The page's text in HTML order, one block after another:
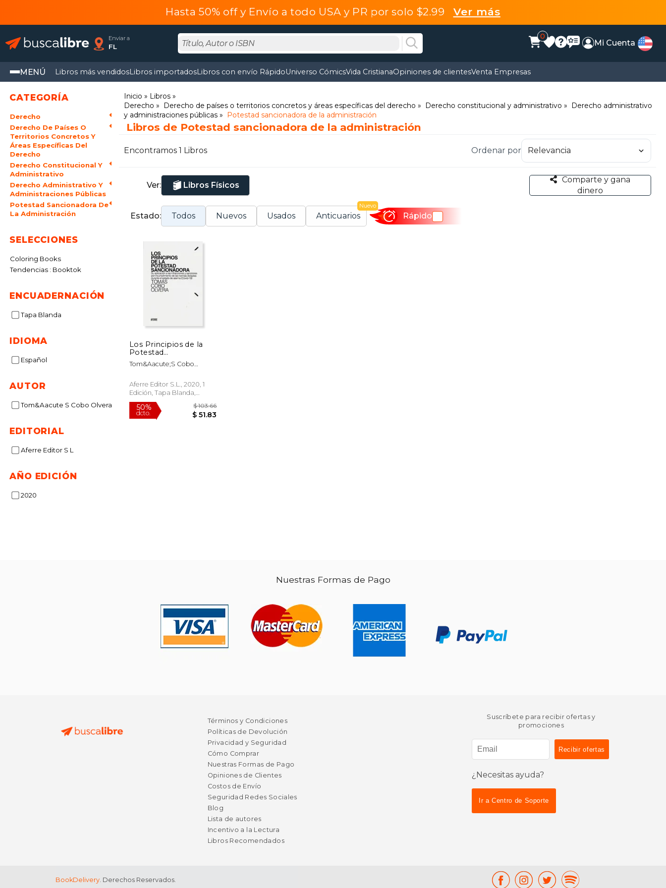
Hasta 50% off y Envío a todo USA y PR por solo $2.99 Ver más
Enviar a
FL
0
Mi Cuenta
MENÚ Libros más vendidosLibros importadosLibros con envío RápidoUniverso CómicsVida CristianaOpiniones de clientesVenta Empresas
CATEGORÍA
Derecho
Derecho De Países O
Territorios Concretos Y
Áreas Específicas Del
Derecho
Derecho Constitucional Y
Administrativo
Derecho Administrativo Y
Administraciones Públicas
Potestad Sancionadora De
La Administración
SELECCIONES
Coloring Books
Tendencias : Booktok
ENCUADERNACIÓN
Tapa Blanda
IDIOMA
Español
AUTOR
Tom&Aacute S Cobo Olvera
EDITORIAL
Aferre Editor S L
AÑO EDICIÓN
2020
Inicio
Libros
Derecho
Derecho de países o territorios concretos y áreas específicas del derecho Derecho constitucional y administrativo
Derecho administrativo
y administraciones públicas
Potestad sancionadora de la administración
Libros de Potestad sancionadora de la administración
Encontramos 1 Libros Ordenar por
Ver: Libros Físicos
Comparte y gana
dinero
Estado: Todos Nuevos Usados Anticuarios
Nuevo
Rápido
Los Principios de la
Potestad
Sancionadora
Tom&Aacute;S Cobo
Aferre Editor S.L., 2020, 1
Edición, Tapa Blanda,
Nuevo
Nuestras Formas de Pago
Términos y Condiciones
Políticas de Devolución
Privacidad y Seguridad
Cómo Comprar
Nuestras Formas de Pago
Opiniones de Clientes
Costos de Envío
Seguridad Redes Sociales
Blog
Lista de autores
Incentivo a la Lectura
Libros Recomendados
Suscríbete para recibir ofertas y
promociones
¿Necesitas ayuda?
Ir a Centro de Soporte
BookDelivery. Derechos Reservados.